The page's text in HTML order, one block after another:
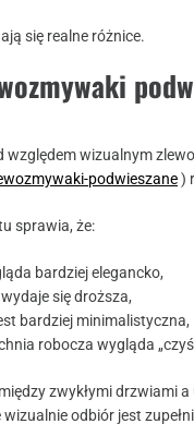
się realne różnice.
względem wizualnym
podwieszane)
sprawia, że:
bardziej elegancko,
się droższa,
bardziej minimalistyczna,
robocza wygląda
zwykłymi drzwiami
odbiór jest